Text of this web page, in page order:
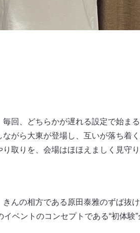
回、どちらかが遅れる設定で始まる
がら大東が登場し、互いが落ち着
取りを、会場はほほえましく見守り
んの相方である原田泰雅のずば抜
ベントのコンセプトである“初体験”